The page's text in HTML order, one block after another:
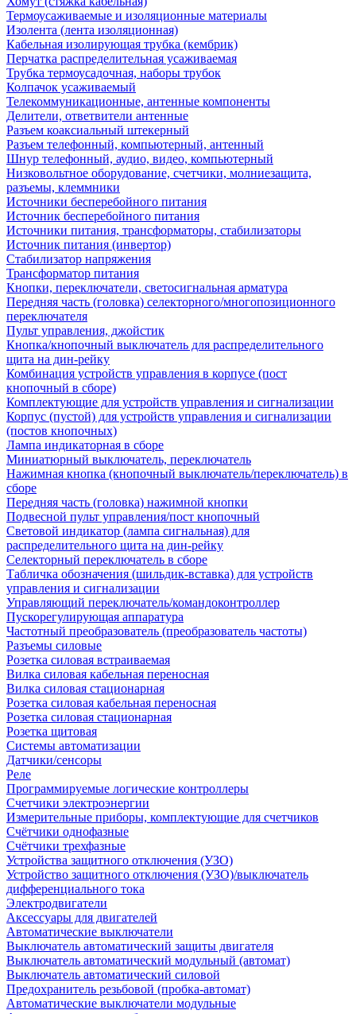
Термоусаживаемые и изоляционные материалы
Изолента (лента изоляционная)
Кабельная изолирующая трубка (кембрик)
Перчатка распределительная усаживаемая
Трубка термоусадочная, наборы трубок
Колпачок усаживаемый
Телекоммуникационные, антенные компоненты
Делители, ответвители антенные
Разъем коаксиальный штекерный
Разъем телефонный, компьютерный, антенный
Шнур телефонный, аудио, видео, компьютерный
Низковольтное оборудование, счетчики, молниезащита,
разъемы, клеммники
Источники бесперебойного питания
Источник бесперебойного питания
Источники питания, трансформаторы, стабилизаторы
Источник питания (инвертор)
Стабилизатор напряжения
Трансформатор питания
Кнопки, переключатели, светосигнальная арматура
Передняя часть (головка) селекторного/многопозиционного
переключателя
Пульт управления, джойстик
Кнопка/кнопочный выключатель для распределительного
щита на дин-рейку
Комбинация устройств управления в корпусе (пост
кнопочный в сборе)
Комплектующие для устройств управления и сигнализации
Корпус (пустой) для устройств управления и сигнализации
(постов кнопочных)
Лампа индикаторная в сборе
Миниатюрный выключатель, переключатель
Нажимная кнопка (кнопочный выключатель/переключатель) в
сборе
Передняя часть (головка) нажимной кнопки
Подвесной пульт управления/пост кнопочный
Световой индикатор (лампа сигнальная) для
распределительного щита на дин-рейку
Селекторный переключатель в сборе
Табличка обозначения (шильдик-вставка) для устройств
управления и сигнализации
Управляющий переключатель/командоконтроллер
Пускорегулирующая аппаратура
Частотный преобразователь (преобразователь частоты)
Разъемы силовые
Розетка силовая встраиваемая
Вилка силовая кабельная переносная
Вилка силовая стационарная
Розетка силовая кабельная переносная
Розетка силовая стационарная
Розетка щитовая
Системы автоматизации
Датчики/сенсоры
Реле
Программируемые логические контроллеры
Счетчики электроэнергии
Измерительные приборы, комплектующие для счетчиков
Счётчики однофазные
Счётчики трехфазные
Устройства защитного отключения (УЗО)
Устройство защитного отключения (УЗО)/выключатель
дифференциального тока
Электродвигатели
Аксессуары для двигателей
Автоматические выключатели
Выключатель автоматический защиты двигателя
Выключатель автоматический модульный (автомат)
Выключатель автоматический силовой
Предохранитель резьбовой (пробка-автомат)
Автоматические выключатели модульные